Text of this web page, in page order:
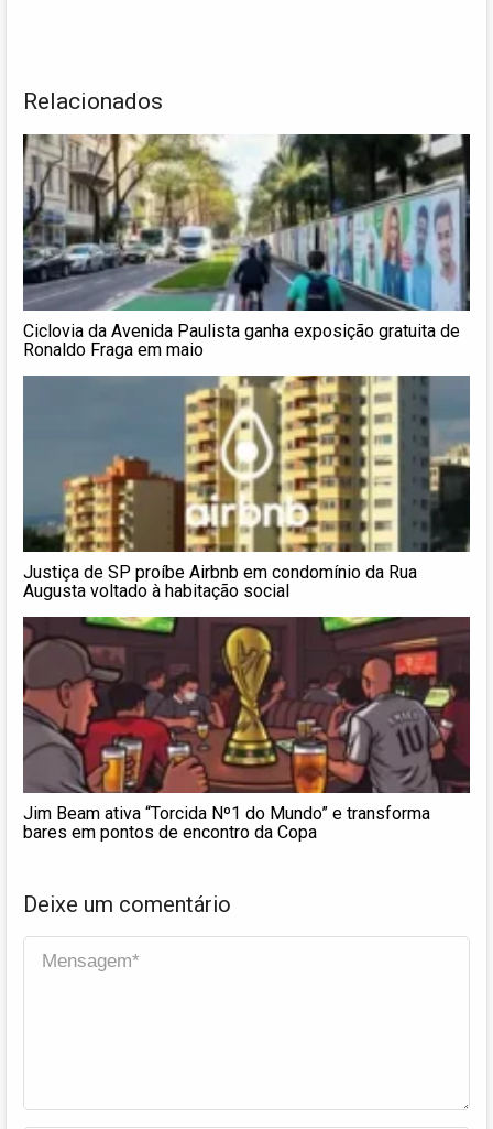
Relacionados
Ciclovia da Avenida Paulista ganha exposição gratuita de
Ronaldo Fraga em maio
Justiça de SP proíbe Airbnb em condomínio da Rua
Augusta voltado à habitação social
Jim Beam ativa “Torcida Nº1 do Mundo” e transforma
bares em pontos de encontro da Copa
Deixe um comentário